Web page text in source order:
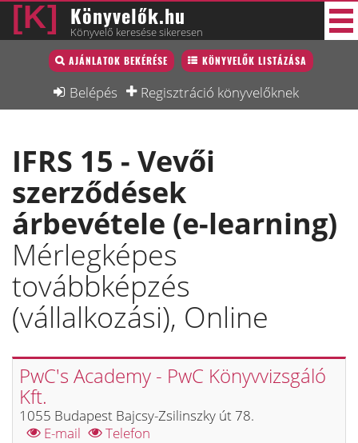
Könyvelők.hu
Könyvelő keresése sikeresen
AJÁNLATOK BEKÉRÉSE KÖNYVELŐK LISTÁZÁSA
Belépés Regisztráció könyvelőknek
Könyvelő lista
Könyvelési munkák
Interjú
Blog
Állás
Képzésnaptár
IFRS 15 - Vevői
szerződések
árbevétele (e-learning)
Mérlegképes
továbbképzés
(vállalkozási), Online
PwC's Academy - PwC Könyvvizsgáló
Kft.
1055 Budapest Bajcsy-Zsilinszky út 78.
E-mail
Telefon